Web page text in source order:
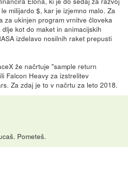
milijardo $, kar je izjemno malo. Za
za ukinjen program vrnitve človeka
kot do maket in animacijskih
izdelavo nosilnih raket prepusti
že načrtuje "sample return
Falcon Heavy za izstrelitev
Za zdaj je to v načrtu za leto 2018.
Pometeš.